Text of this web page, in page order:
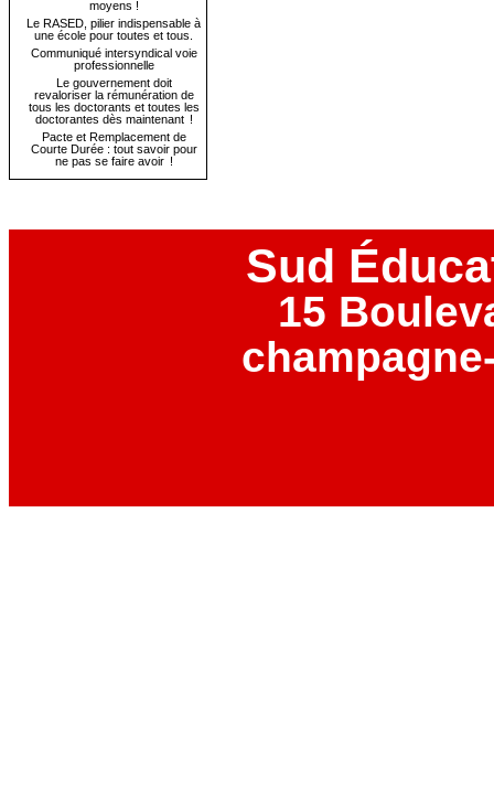
moyens !
Le RASED, pilier indispensable à
une école pour toutes et tous.
Communiqué intersyndical voie
professionnelle
Le gouvernement doit
revaloriser la rémunération de
tous les doctorants et toutes les
doctorantes dès maintenant !
Pacte et Remplacement de
Courte Durée : tout savoir pour
ne pas se faire avoir !
Sud
15